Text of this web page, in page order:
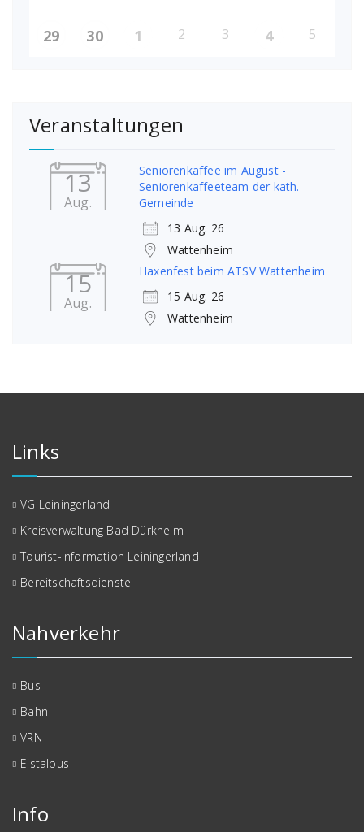
29 30 1 2 3 4 5
Veranstaltungen
13
Aug.
Seniorenkaffee im August -
Seniorenkaffeeteam der kath.
Gemeinde
13 Aug. 26
Wattenheim
15
Aug.
Haxenfest beim ATSV Wattenheim
15 Aug. 26
Wattenheim
Links
VG Leiningerland
Kreisverwaltung Bad Dürkheim
Tourist-Information Leiningerland
Bereitschaftsdienste
Nahverkehr
Bus
Bahn
VRN
Eistalbus
Info